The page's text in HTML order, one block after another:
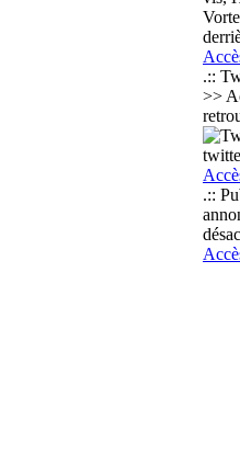
.::
>>
.::